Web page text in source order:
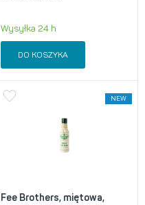
Wysyłka 24 h
DO KOSZYKA
NEW
Fee Brothers, miętowa,